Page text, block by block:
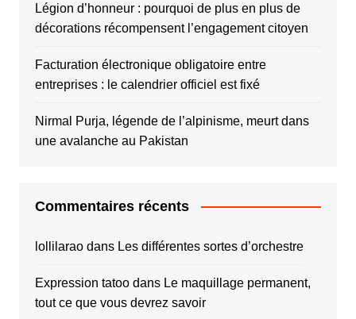
Légion d’honneur : pourquoi de plus en plus de
décorations récompensent l’engagement citoyen
Facturation électronique obligatoire entre
entreprises : le calendrier officiel est fixé
Nirmal Purja, légende de l’alpinisme, meurt dans
une avalanche au Pakistan
Commentaires récents
lollilaraodans Les différentes sortes d’orchestre
Expression tatoodans Le maquillage permanent,
tout ce que vous devrez savoir